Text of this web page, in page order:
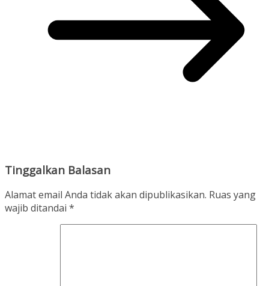
Tinggalkan Balasan
Alamat email Anda tidak akan dipublikasikan. Ruas yang
wajib ditandai *